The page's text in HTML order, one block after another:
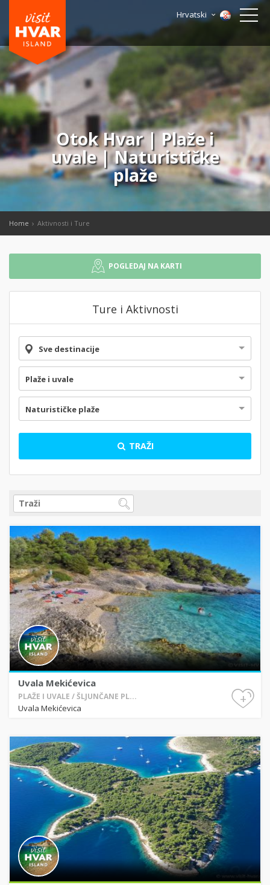
Hrvatski
Otok Hvar | Plaže i
uvale | Naturističke
plaže
Home Aktivnosti i Ture
POGLEDAJ NA KARTI
Ture i Aktivnosti
Sve destinacije
Plaže i uvale
Naturističke plaže
TRAŽI
Uvala Mekićevica
PLAŽE I UVALE / ŠLJUNČANE PL...
Uvala Mekićevica
+